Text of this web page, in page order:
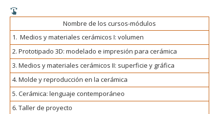
Nombre de los cursos-módulos
1. Medios y materiales cerámicos I: volumen
2. Prototipado 3D: modelado e impresión para cerámica
3. Medios y materiales cerámicos II: superficie y gráfica
4. Molde y reproducción en la cerámica
5. Cerámica: lenguaje contemporáneo
6. Taller de proyecto